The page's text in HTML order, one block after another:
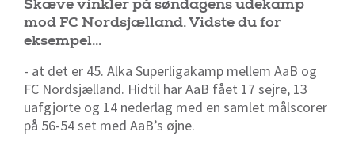
Skæve vinkler på søndagens udekamp
mod FC Nordsjælland. Vidste du for
eksempel...
- at det er 45. Alka Superligakamp mellem AaB og
FC Nordsjælland. Hidtil har AaB fået 17 sejre, 13
uafgjorte og 14 nederlag med en samlet målscorer
på 56-54 set med AaB’s øjne.